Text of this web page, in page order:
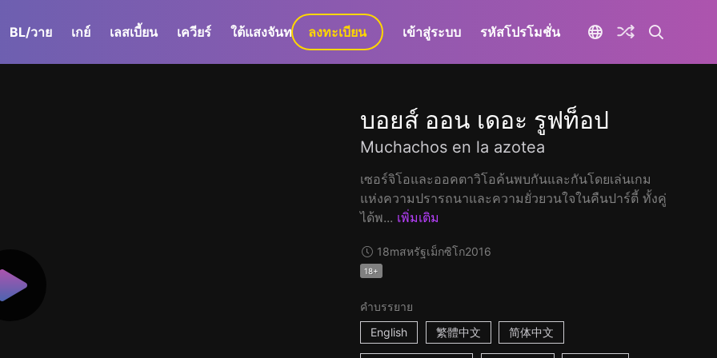
BL/วาย เกย์ เลสเบี้ยน เควียร์ ใต้แสงจันทร์ GaLa+
ลงทะเบียน เข้าสู่ระบบ รหัสโปรโมชั่น
บอยส์ ออน เดอะ รูฟท็อป
Muchachos en la azotea
เซอร์จิโอและออคตาวิโอค้นพบกันและกันโดยเล่นเกม
แห่งความปรารถนาและความยั่วยวนใจในคืนปาร์ตี้ ทั้งคู่
ได้พ... เพิ่มเติม
18mสหรัฐเม็กซิโก2016
18+
คำบรรยาย
English
繁體中文 简体中文